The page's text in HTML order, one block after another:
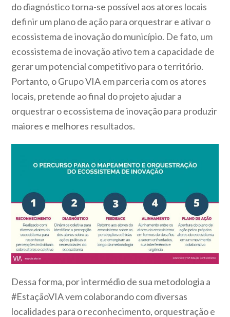
do diagnóstico torna-se possível aos atores locais
definir um plano de ação para orquestrar e ativar o
ecossistema de inovação do município. De fato, um
ecossistema de inovação ativo tem a capacidade de
gerar um potencial competitivo para o território.
Portanto, o Grupo VIA em parceria com os atores
locais, pretende ao final do projeto ajudar a
orquestrar o ecossistema de inovação para produzir
maiores e melhores resultados.
Dessa forma, por intermédio de sua metodologia a
#EstaçãoVIA vem colaborando com diversas
localidades para o reconhecimento, orquestração e